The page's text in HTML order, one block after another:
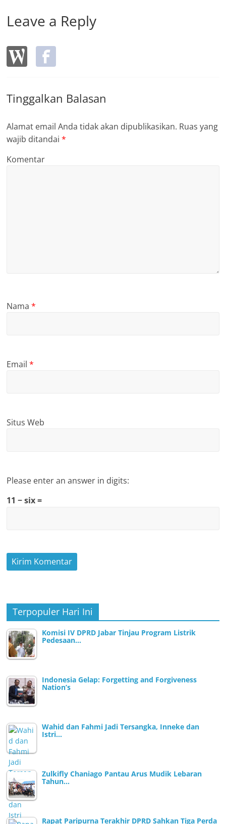
Leave a Reply
Tinggalkan Balasan
Alamat email Anda tidak akan dipublikasikan. Ruas yang
wajib ditandai*
Komentar
Nama*
Email*
Situs Web
Please enter an answer in digits:
11 − six =
Terpopuler Hari Ini
Komisi IV DPRD Jabar Tinjau Program Listrik
Pedesaan…
Indonesia Gelap: Forgetting and Forgiveness
Nation’s
Wahid dan Fahmi Jadi Tersangka, Inneke dan
Istri…
Zulkifly Chaniago Pantau Arus Mudik Lebaran
Tahun…
Rapat Paripurna Terakhir DPRD Sahkan Tiga Perda